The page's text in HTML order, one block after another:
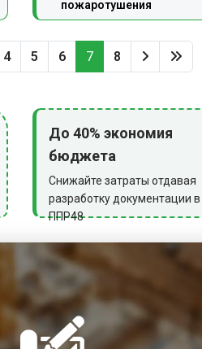
пожаротушения
4 5 6 7 8
До 40% экономия
бюджета
Снижайте затраты отдавая
разработку документации в
ППР48